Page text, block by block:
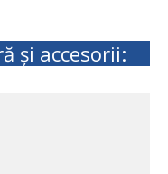
și accesorii: